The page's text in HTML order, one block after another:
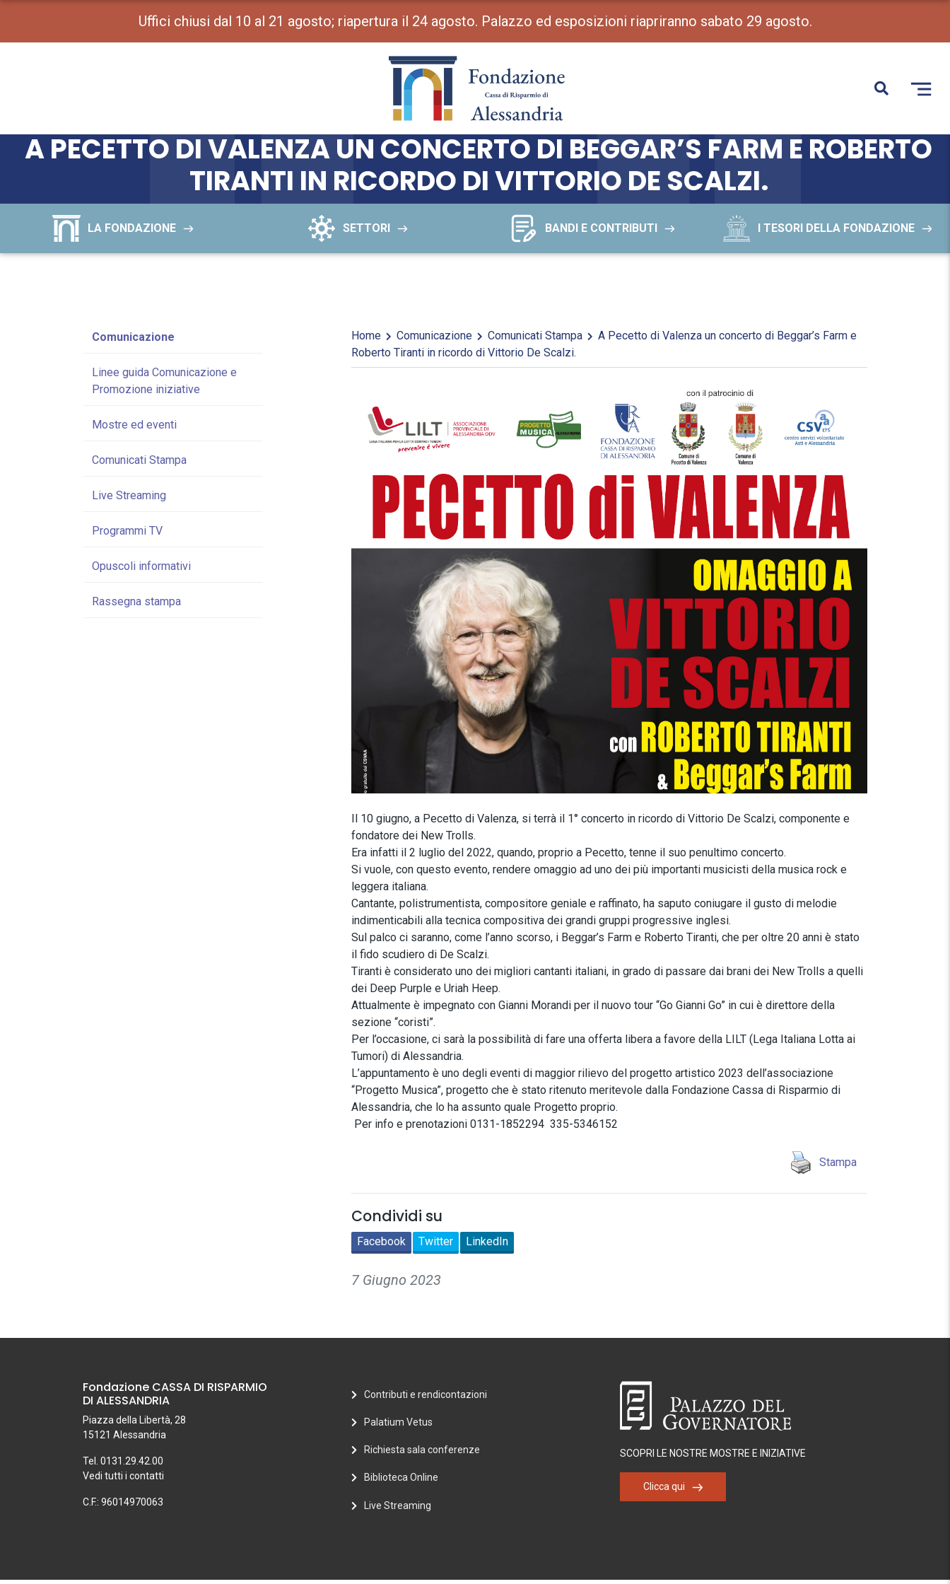
Uffici chiusi dal 10 al 21 agosto; riapertura il 24 agosto. Palazzo ed esposizioni riapriranno sabato 29 agosto.
A PECETTO DI VALENZA UN CONCERTO DI BEGGAR’S FARM E ROBERTO
TIRANTI IN RICORDO DI VITTORIO DE SCALZI.
LA FONDAZIONE SETTORI BANDI E CONTRIBUTI I TESORI DELLA FONDAZIONE
Comunicazione
Linee guida Comunicazione e
Promozione iniziative
Mostre ed eventi
Comunicati Stampa
Live Streaming
Programmi TV
Opuscoli informativi
Rassegna stampa
Home Comunicazione Comunicati Stampa
A Pecetto di Valenza un concerto di Beggar’s Farm e
Roberto Tiranti in ricordo di Vittorio De Scalzi.
Il 10 giugno, a Pecetto di Valenza, si terrà il 1° concerto in ricordo di Vittorio De Scalzi, componente e
fondatore dei New Trolls.
Era infatti il 2 luglio del 2022, quando, proprio a Pecetto, tenne il suo penultimo concerto.
Si vuole, con questo evento, rendere omaggio ad uno dei più importanti musicisti della musica rock e
leggera italiana.
Cantante, polistrumentista, compositore geniale e raffinato, ha saputo coniugare il gusto di melodie
indimenticabili alla tecnica compositiva dei grandi gruppi progressive inglesi.
Sul palco ci saranno, come l’anno scorso, i Beggar’s Farm e Roberto Tiranti, che per oltre 20 anni è stato
il fido scudiero di De Scalzi.
Tiranti è considerato uno dei migliori cantanti italiani, in grado di passare dai brani dei New Trolls a quelli
dei Deep Purple e Uriah Heep.
Attualmente è impegnato con Gianni Morandi per il nuovo tour “Go Gianni Go” in cui è direttore della
sezione “coristi”.
Per l’occasione, ci sarà la possibilità di fare una offerta libera a favore della LILT (Lega Italiana Lotta ai
Tumori) di Alessandria.
L’appuntamento è uno degli eventi di maggior rilievo del progetto artistico 2023 dell’associazione
“Progetto Musica”, progetto che è stato ritenuto meritevole dalla Fondazione Cassa di Risparmio di
Alessandria, che lo ha assunto quale Progetto proprio.
Per info e prenotazioni 0131-1852294 335-5346152
Stampa
Condividi su
Facebook Twitter LinkedIn
7 Giugno 2023
Fondazione CASSA DI RISPARMIO
DI ALESSANDRIA
Piazza della Libertà, 28
15121 Alessandria
Tel. 0131.29.42.00
Vedi tutti i contatti
C.F.: 96014970063
Contributi e rendicontazioni
Palatium Vetus
Richiesta sala conferenze
Biblioteca Online
Live Streaming
SCOPRI LE NOSTRE MOSTRE E INIZIATIVE
Clicca qui